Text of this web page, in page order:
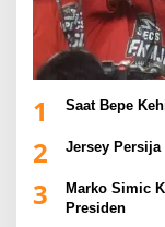
1 Saat Bepe
2 Jersey Persija
3
Marko Simic
Presiden